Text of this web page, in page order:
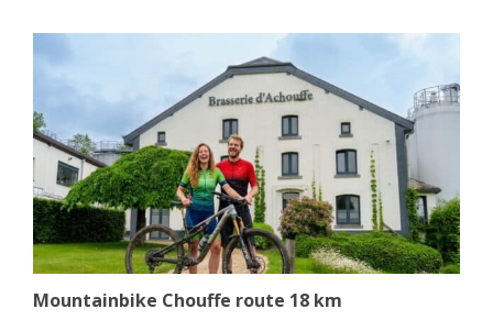
Mountainbike Chouffe route 18 km